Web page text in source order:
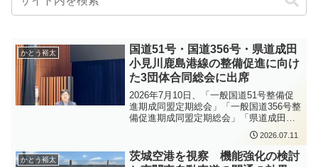
かとう裕太
国道51号・国道356号・県道成田
小見川鹿島港線の整備促進に向け
た3団体合同総会に出席
2026年7月10日、「一般国道51号整備促
進期成同盟定期総会」「一般国道356号整
備促進期成同盟定期総会」「県道成田小
見川鹿島港線整備促進協議会通常総会」
の3つの総会が合同で開催され、出席いた
しました。総会では、令和7年度の事業報
告・決算、令和8年度の事業計画・予算な
2026.07.11
かとう裕太
茨城空港を視察 機能強化の検討